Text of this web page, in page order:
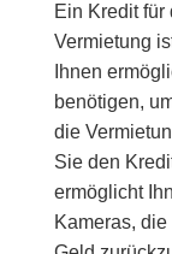
Ein Kredit für
Vermietung
Ihnen
benötigen,
die
Sie den
ermöglicht
Kameras,